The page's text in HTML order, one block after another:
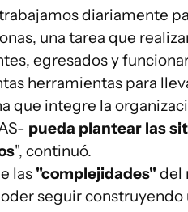
diariamente
una tarea que
egresados y
herramientas para
que integre la
pueda plantear las
", continuó.
las "complejidades"del
seguir construyendo